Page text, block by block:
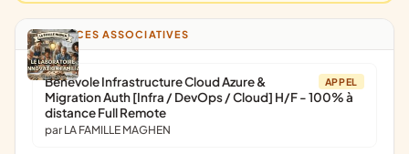
ANNONCES ASSOCIATIVES
APPEL
Bénévole Infrastructure Cloud Azure &
Migration Auth [Infra / DevOps / Cloud] H/F - 100% à
distance Full Remote
par LA FAMILLE MAGHEN